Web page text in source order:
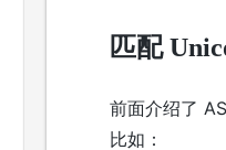
匹配
前面介绍了
比如：